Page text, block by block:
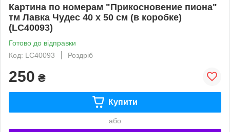
Картина по номерам "Прикосновение пиона"
тм Лавка Чудес 40 x 50 см (в коробке)
(LC40093)
Готово до відправки
Код: LC40093
Роздріб
250 ₴
Купити
або